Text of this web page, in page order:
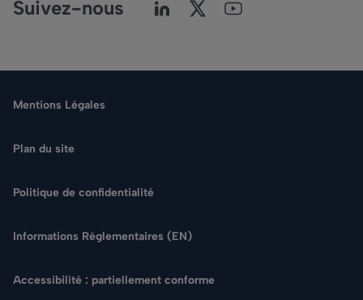
Rechercher
Suivez-nous
Mentions Légales
Plan du site
Politique de confidentialité
Informations Réglementaires (EN)
Accessibilité : partiellement conforme